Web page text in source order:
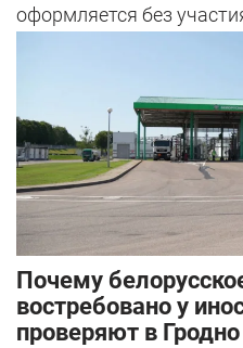
оформляется без
Почему
востребовано у
проверяют в Гродно